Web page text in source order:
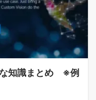
知識まとめ ※例